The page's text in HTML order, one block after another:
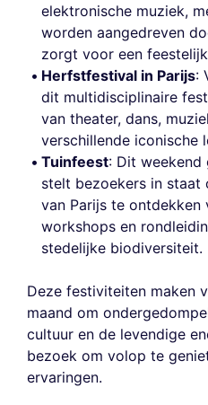
elektronische muziek,
worden aangedreven
zorgt voor een
Herfstfestival in Parijs:
dit multidisciplinaire
van theater, dans,
verschillende iconische
Tuinfeest: Dit weekend
stelt bezoekers in staat
van Parijs te ontdekken
workshops en
stedelijke biodiversiteit.
Deze festiviteiten maken
maand om
cultuur en de levendige
bezoek om volop te
ervaringen.